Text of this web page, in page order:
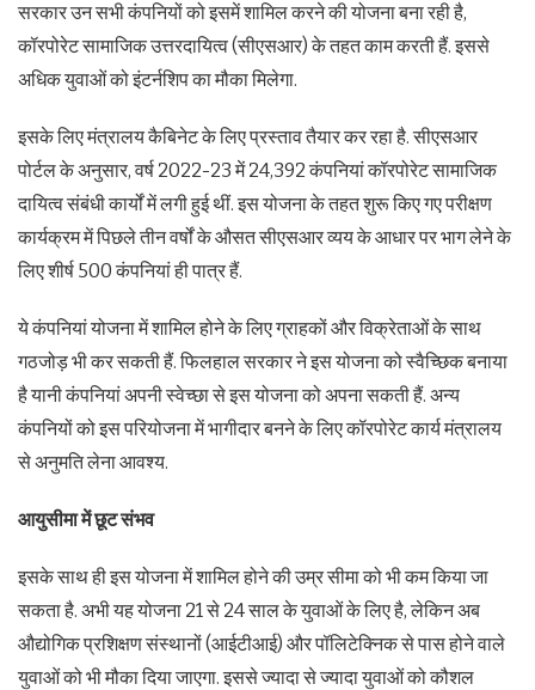
सरकार उन सभी कंपनियों को इसमें शामिल करने की योजना बना रही है,
कॉरपोरेट सामाजिक उत्तरदायित्व (सीएसआर) के तहत काम करती हैं. इससे
अधिक युवाओं को इंटर्नशिप का मौका मिलेगा.
इसके लिए मंत्रालय कैबिनेट के लिए प्रस्ताव तैयार कर रहा है. सीएसआर
पोर्टल के अनुसार, वर्ष 2022-23 में 24,392 कंपनियां कॉरपोरेट सामाजिक
दायित्व संबंधी कार्यों में लगी हुई थीं. इस योजना के तहत शुरू किए गए परीक्षण
कार्यक्रम में पिछले तीन वर्षों के औसत सीएसआर व्यय के आधार पर भाग लेने के
लिए शीर्ष 500 कंपनियां ही पात्र हैं.
ये कंपनियां योजना में शामिल होने के लिए ग्राहकों और विक्रेताओं के साथ
गठजोड़ भी कर सकती हैं. फिलहाल सरकार ने इस योजना को स्वैच्छिक बनाया
है यानी कंपनियां अपनी स्वेच्छा से इस योजना को अपना सकती हैं. अन्य
कंपनियों को इस परियोजना में भागीदार बनने के लिए कॉरपोरेट कार्य मंत्रालय
से अनुमति लेना आवश्य.
आयुसीमा में छूट संभव
इसके साथ ही इस योजना में शामिल होने की उम्र सीमा को भी कम किया जा
सकता है. अभी यह योजना 21 से 24 साल के युवाओं के लिए है, लेकिन अब
औद्योगिक प्रशिक्षण संस्थानों (आईटीआई) और पॉलिटेक्निक से पास होने वाले
युवाओं को भी मौका दिया जाएगा. इससे ज्यादा से ज्यादा युवाओं को कौशल